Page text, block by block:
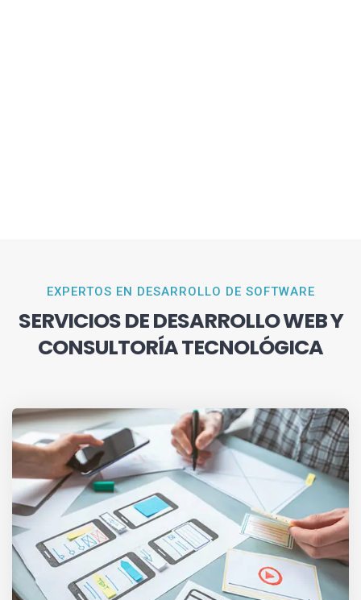
EXPERTOS EN DESARROLLO DE SOFTWARE
SERVICIOS DE DESARROLLO WEB Y
CONSULTORÍA TECNOLÓGICA